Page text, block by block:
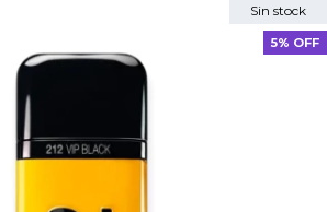
Sin stock
5% OFF